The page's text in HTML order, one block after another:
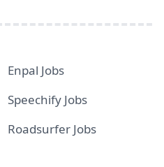
Enpal Jobs
Speechify Jobs
Roadsurfer Jobs